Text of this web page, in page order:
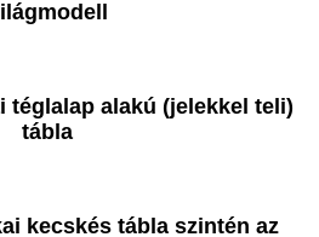
téglalap alakú (jelekkel teli)
tábla
kecskés tábla szintén az